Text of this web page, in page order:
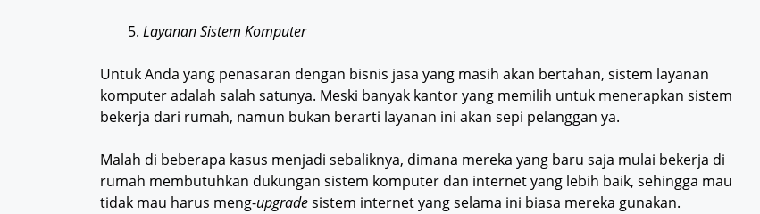
Layanan Sistem Komputer
Untuk Anda yang penasaran dengan bisnis jasa yang masih akan bertahan, sistem layanan
komputer adalah salah satunya. Meski banyak kantor yang memilih untuk menerapkan sistem
bekerja dari rumah, namun bukan berarti layanan ini akan sepi pelanggan ya.
Malah di beberapa kasus menjadi sebaliknya, dimana mereka yang baru saja mulai bekerja di
rumah membutuhkan dukungan sistem komputer dan internet yang lebih baik, sehingga mau
tidak mau harus meng-upgradesistem internet yang selama ini biasa mereka gunakan.